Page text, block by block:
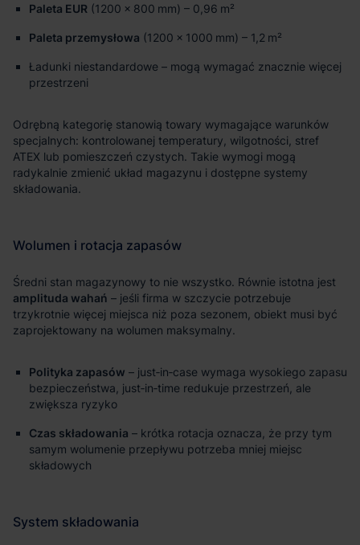
Paleta EUR (1200 × 800 mm) – 0,96 m²
Paleta przemysłowa (1200 × 1000 mm) – 1,2 m²
Ładunki niestandardowe – mogą wymagać znacznie więcej
przestrzeni
amplituda wahań
Polityka zapasów – just‑in‑case wymaga wysokiego zapasu
bezpieczeństwa, just‑in‑time redukuje przestrzeń, ale
zwiększa ryzyko
Czas składowania – krótka rotacja oznacza, że przy tym
samym wolumenie przepływu potrzeba mniej miejsc
składowych